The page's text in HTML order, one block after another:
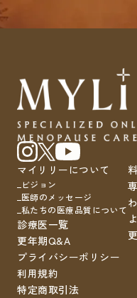
マイリリーについて
ビジョン
医師のメッセージ
私たちの医療品質について
診療医一覧
更年期Q&A
プライバシーポリシー
利用規約
特定商取引法